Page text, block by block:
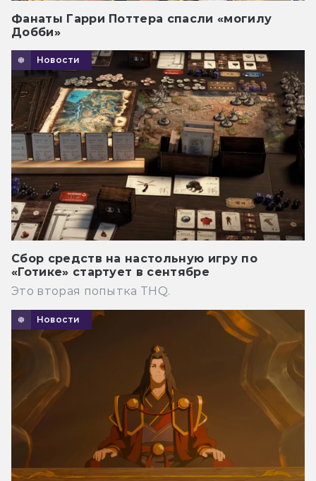
Фанаты Гарри Поттера спасли «могилу
Добби»
Новости
Сбор средств на настольную игру по
«Готике» стартует в сентябре
Это вторая попытка THQ.
Новости